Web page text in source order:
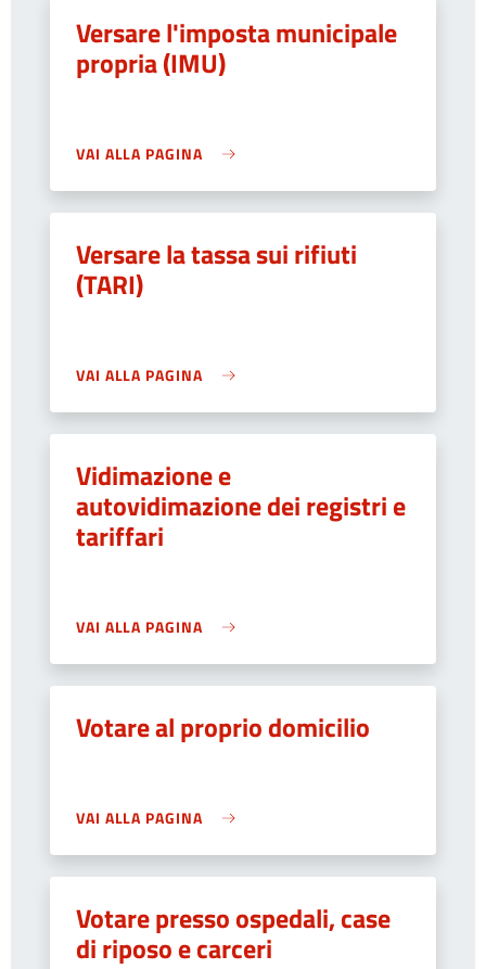
Versare l'imposta municipale
propria (IMU)
VAI ALLA PAGINA
Versare la tassa sui rifiuti
(TARI)
VAI ALLA PAGINA
Vidimazione e
autovidimazione dei registri e
tariffari
VAI ALLA PAGINA
Votare al proprio domicilio
VAI ALLA PAGINA
Votare presso ospedali, case
di riposo e carceri